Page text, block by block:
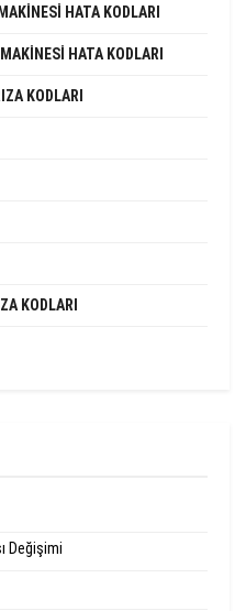
HATA KODLARI
HATA KODLARI
KODLARI
KODLARI
Değişimi